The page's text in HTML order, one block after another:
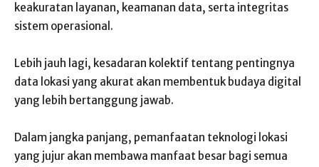
keakuratan layanan, keamanan data, serta integritas
sistem operasional.
Lebih jauh lagi, kesadaran kolektif tentang pentingnya
data lokasi yang akurat akan membentuk budaya digital
yang lebih bertanggung jawab.
Dalam jangka panjang, pemanfaatan teknologi lokasi
yang jujur akan membawa manfaat besar bagi semua